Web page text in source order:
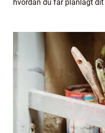
hvordan du får planlagt